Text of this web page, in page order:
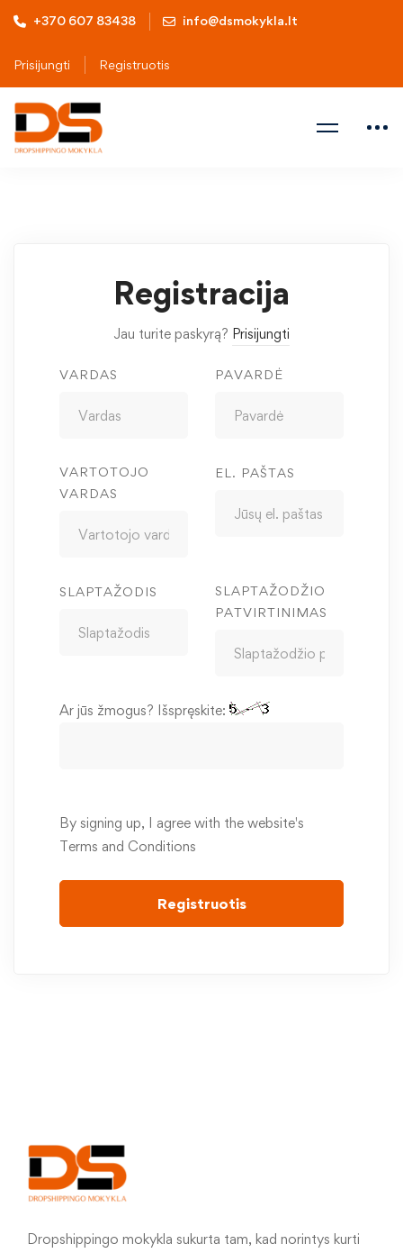
+370 607 83438 info@dsmokykla.lt
Prisijungti Registruotis
Registracija
Jau turite paskyrą? Prisijungti
VARDAS PAVARDĖ
VARTOTOJO
VARDAS
EL. PAŠTAS
SLAPTAŽODIS
SLAPTAŽODŽIO
PATVIRTINIMAS
Ar jūs žmogus? Išspręskite:
By signing up, I agree with the website's
Terms and Conditions
Registruotis
Dropshippingo mokykla sukurta tam, kad norintys kurti